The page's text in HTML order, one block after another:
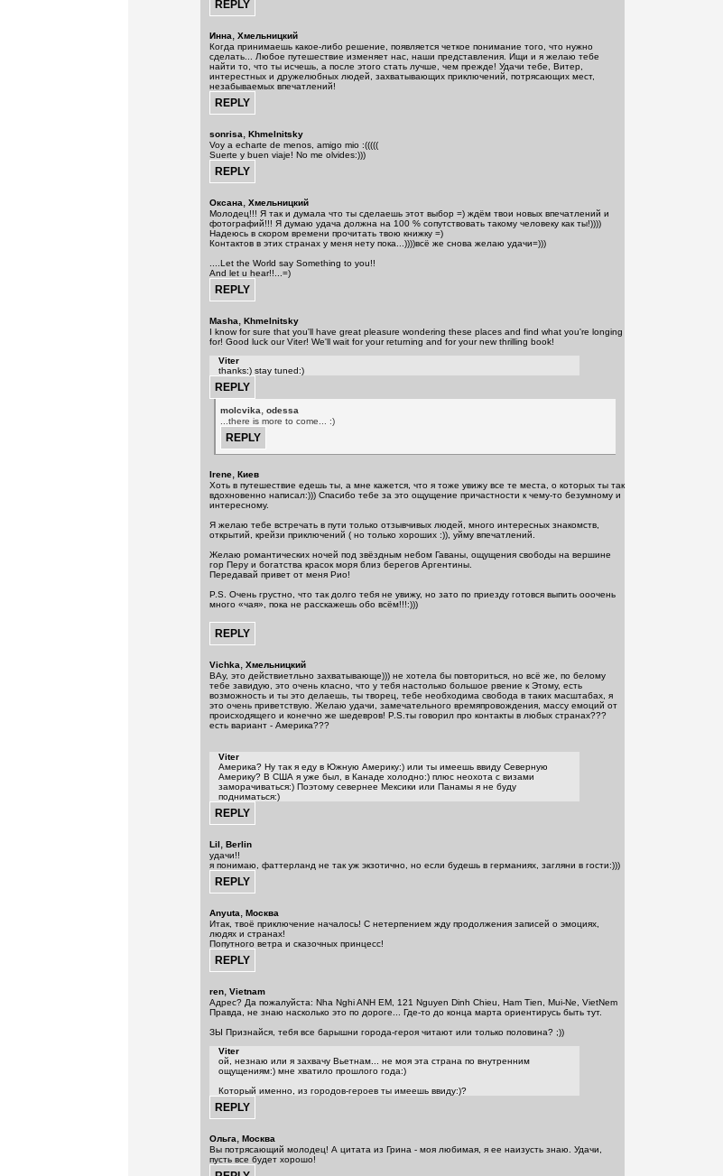
Инна, Хмельницкий
Когда принимаешь какое-либо решение, появляется четкое понимание того, что нужно
сделать... Любое путешествие изменяет нас, наши представления. Ищи и я желаю тебе
найти то, что ты исчешь, а после этого стать лучше, чем прежде! Удачи тебе, Витер,
интерестных и дружелюбных людей, захватывающих приключений, потрясающих мест,
незабываемых впечатлений!
sonrisa, Khmelnitsky
Voy a echarte de menos, amigo mio :(((((
Suerte y buen viaje! No me olvides:)))
Оксана, Хмельницкий
Молодец!!! Я так и думала что ты сделаешь этот выбор =) ждём твои новых впечатлений и
фотографий!!! Я думаю удача должна на 100 % сопутствовать такому человеку как ты!))))
Надеюсь в скором времени прочитать твою книжку =)
Контактов в этих странах у меня нету пока...))))всё же снова желаю удачи=)))
....Let the World say Something to you!!
And let u hear!!...=)
Masha, Khmelnitsky
I know for sure that you'll have great pleasure wondering these places and find what you're longing
for! Good luck our Viter! We'll wait for your returning and for your new thrilling book!
Viter
thanks:) stay tuned:)
molcvika, odessa
...there is more to come... :)
Irene, Киев
Хоть в путешествие едешь ты, а мне кажется, что я тоже увижу все те места, о которых ты так
вдохновенно написал:))) Спасибо тебе за это ощущение причастности к чему-то безумному и
интересному.
Я желаю тебе встречать в пути только отзывчивых людей, много интересных знакомств,
открытий, крейзи приключений ( но только хороших :)), уйму впечатлений.
Желаю романтических ночей под звёздным небом Гаваны, ощущения свободы на вершине
гор Перу и богатства красок моря близ берегов Аргентины.
Передавай привет от меня Рио!
P.S. Очень грустно, что так долго тебя не увижу, но зато по приезду готовся выпить ооочень
много «чая», пока не расскажешь обо всём!!!:)))
Vichka, Хмельницкий
ВАу, это действиетльно захватывающе))) не хотела бы повториться, но всё же, по белому
тебе завидую, это очень класно, что у тебя настолько большое рвение к Этому, есть
возможность и ты это делаешь, ты творец, тебе необходима свобода в таких масштабах, я
это очень приветствую. Желаю удачи, замечательного времяпровождения, массу емоций от
происходящего и конечно же шедевров! P.S.ты говорил про контакты в любых странах???
есть вариант - Америка???
Viter
Америка? Ну так я еду в Южную Америку:) или ты имеешь ввиду Северную
Америку? В США я уже был, в Канаде холодно:) плюс неохота с визами
заморачиваться:) Поэтому севернее Мексики или Панамы я не буду
подниматься:)
Lil, Berlin
удачи!!
я понимаю, фаттерланд не так уж экзотично, но если будешь в германиях, загляни в гости:)))
Anyuta, Москва
Итак, твоё приключение началось! С нетерпением жду продолжения записей о эмоциях,
людях и странах!
Попутного ветра и сказочных принцесс!
ren, Vietnam
Адрес? Да пожалуйста: Nha Nghi ANH EM, 121 Nguyen Dinh Chieu, Ham Tien, Mui-Ne, VietNem
Правда, не знаю насколько это по дороге... Где-то до конца марта ориентирусь быть тут.
ЗЫ Признайся, тебя все барышни города-героя читают или только половина? ;))
Viter
ой, незнаю или я захвачу Вьетнам... не моя эта страна по внутренним
ощущениям:) мне хватило прошлого года:)
Который именно, из городов-героев ты имеешь ввиду:)?
Ольга, Москва
Вы потрясающий молодец! А цитата из Грина - моя любимая, я ее наизусть знаю. Удачи,
пусть все будет хорошо!